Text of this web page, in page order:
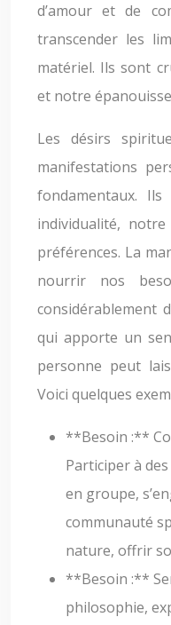
d’amour et de
transcender les
matériel. Ils sont
et notre
Les désirs
manifestations
fondamentaux.
individualité,
préférences. La
nourrir nos
considérablement
qui apporte un
personne peut
Voici quelques
**Besoin :**
Participer à
en groupe,
communauté
nature, offrir
**Besoin :**
philosophie,